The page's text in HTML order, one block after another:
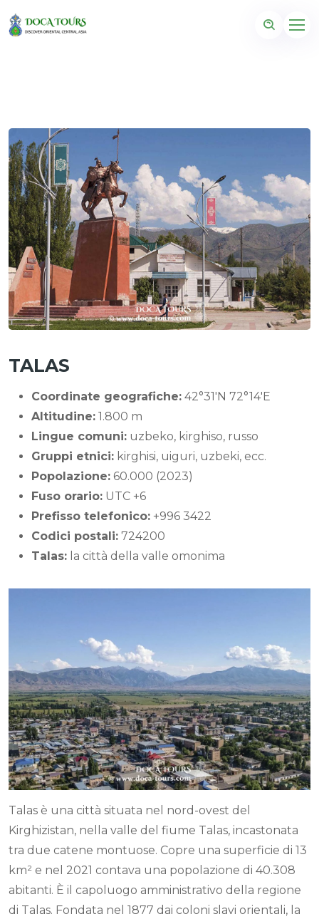
TALAS
Coordinate geografiche: 42°31′N 72°14′E
Altitudine: 1.800 m
Lingue comuni: uzbeko, kirghiso, russo
Gruppi etnici: kirghisi, uiguri, uzbeki, ecc.
Popolazione: 60.000 (2023)
Fuso orario: UTC +6
Prefisso telefonico: +996 3422
Codici postali: 724200
Talas: la città della valle omonima
Talas è una città situata nel nord-ovest del
Kirghizistan, nella valle del fiume Talas, incastonata
tra due catene montuose. Copre una superficie di 13
km² e nel 2021 contava una popolazione di 40.308
abitanti. È il capoluogo amministrativo della regione
di Talas. Fondata nel 1877 dai coloni slavi orientali, la